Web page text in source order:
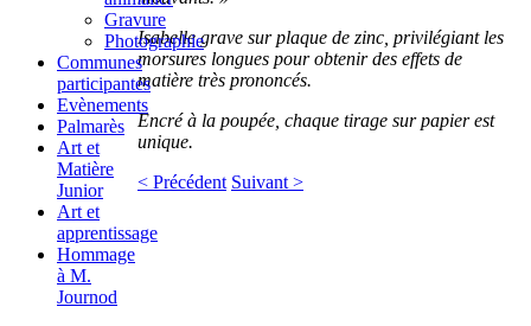
Isabelle grave sur plaque de zinc, privilégiant les
morsures longues pour obtenir des effets de
matière très prononcés.
Encré à la poupée, chaque tirage sur papier est
unique.
< Précédent Suivant >
Gravure
Photographie
Communes
participantes
Evènements
Palmarès
Art et
Matière
Junior
Art et
apprentissage
Hommage
à M.
Journod